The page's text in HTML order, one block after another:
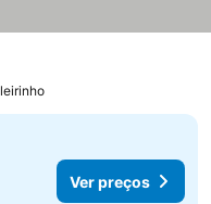
Ver preços